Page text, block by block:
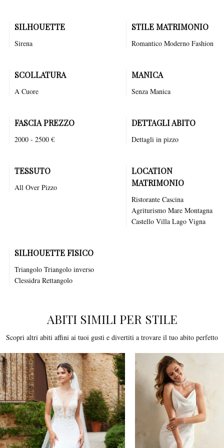
SILHOUETTE
Sirena
STILE MATRIMONIO
Romantico Moderno Fashion
SCOLLATURA
A Cuore
MANICA
Senza Manica
FASCIA PREZZO
2000 - 2500 €
DETTAGLI ABITO
Dettagli in pizzo
TESSUTO
All Over Pizzo
LOCATION
MATRIMONIO
Ristorante Cascina
Agriturismo Mare Montagna
Castello Villa Lago Vigna
SILHOUETTE FISICO
Triangolo Triangolo inverso
Clessidra Rettangolo
ABITI SIMILI PER STILE
Scopri altri abiti affini ai tuoi gusti e divertiti a trovare il tuo abito perfetto